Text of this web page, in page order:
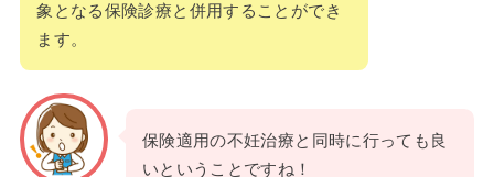
象となる保険診療と併用することができ
ます。
保険適用の不妊治療と同時に行っても良
いということですね！